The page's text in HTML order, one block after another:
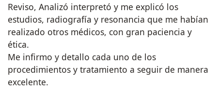
Reviso, Analizó interpretó y me explicó los
estudios, radiografía y resonancia que me habían
realizado otros médicos, con gran paciencia y
ética.
Me infirmo y detallo cada uno de los
procedimientos y tratamiento a seguir de manera
excelente.